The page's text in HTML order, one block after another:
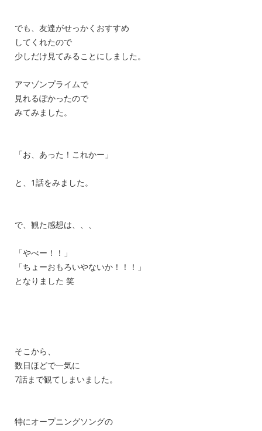
でも、友達がせっかくおすすめ
してくれたので
少しだけ見てみることにしました。
アマゾンプライムで
見れるぽかったので
みてみました。
「お、あった！これかー」
と、1話をみました。
で、観た感想は、、、
「やべー！！」
「ちょーおもろいやないか！！！」
となりました 笑
そこから、
数日ほどで一気に
7話まで観てしまいました。
特にオープニングソングの